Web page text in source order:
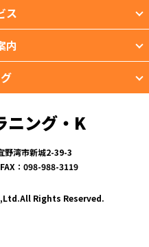
ス
内
ニング・K
湾市新城2-39-3
：098-988-3119
Rights Reserved.